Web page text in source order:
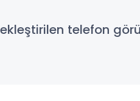
telefon